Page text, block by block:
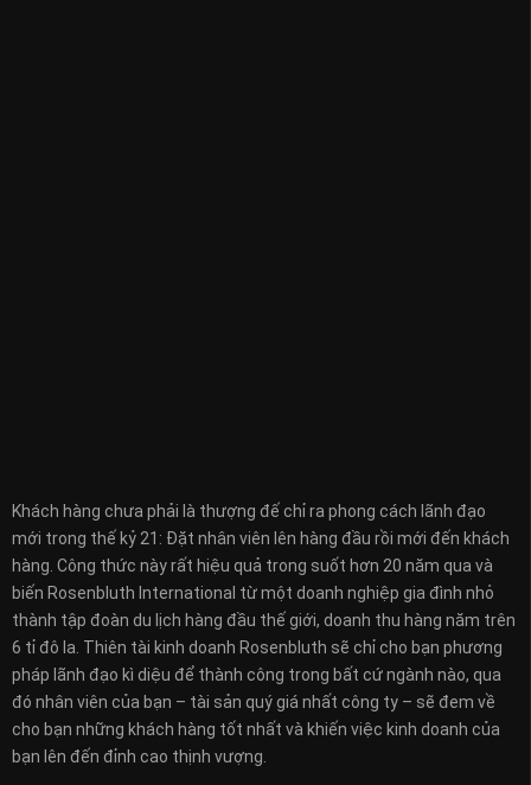
Khách hàng chưa phải là thượng đế chỉ ra phong cách lãnh đạo
mới trong thế kỷ 21: Đặt nhân viên lên hàng đầu rồi mới đến khách
hàng. Công thức này rất hiệu quả trong suốt hơn 20 năm qua và
biến Rosenbluth International từ một doanh nghiệp gia đình nhỏ
thành tập đoàn du lịch hàng đầu thế giới, doanh thu hàng năm trên
6 tỉ đô la. Thiên tài kinh doanh Rosenbluth sẽ chỉ cho bạn phương
pháp lãnh đạo kì diệu để thành công trong bất cứ ngành nào, qua
đó nhân viên của bạn – tài sản quý giá nhất công ty – sẽ đem về
cho bạn những khách hàng tốt nhất và khiến việc kinh doanh của
bạn lên đến đỉnh cao thịnh vượng.